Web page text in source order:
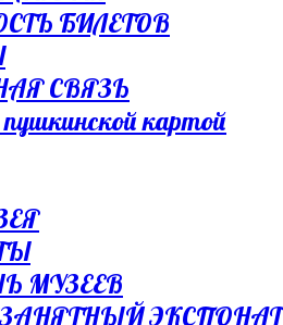
БИЛЕТОВ
СВЯЗЬ
картой
МУЗЕЕВ
ЭКСПОНАТ